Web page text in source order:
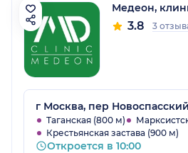
Медеон,
3.8 3
г Москва, пер
Таганская (800 м)
Крестьянская застава (900 м)
Откроется в 10:00